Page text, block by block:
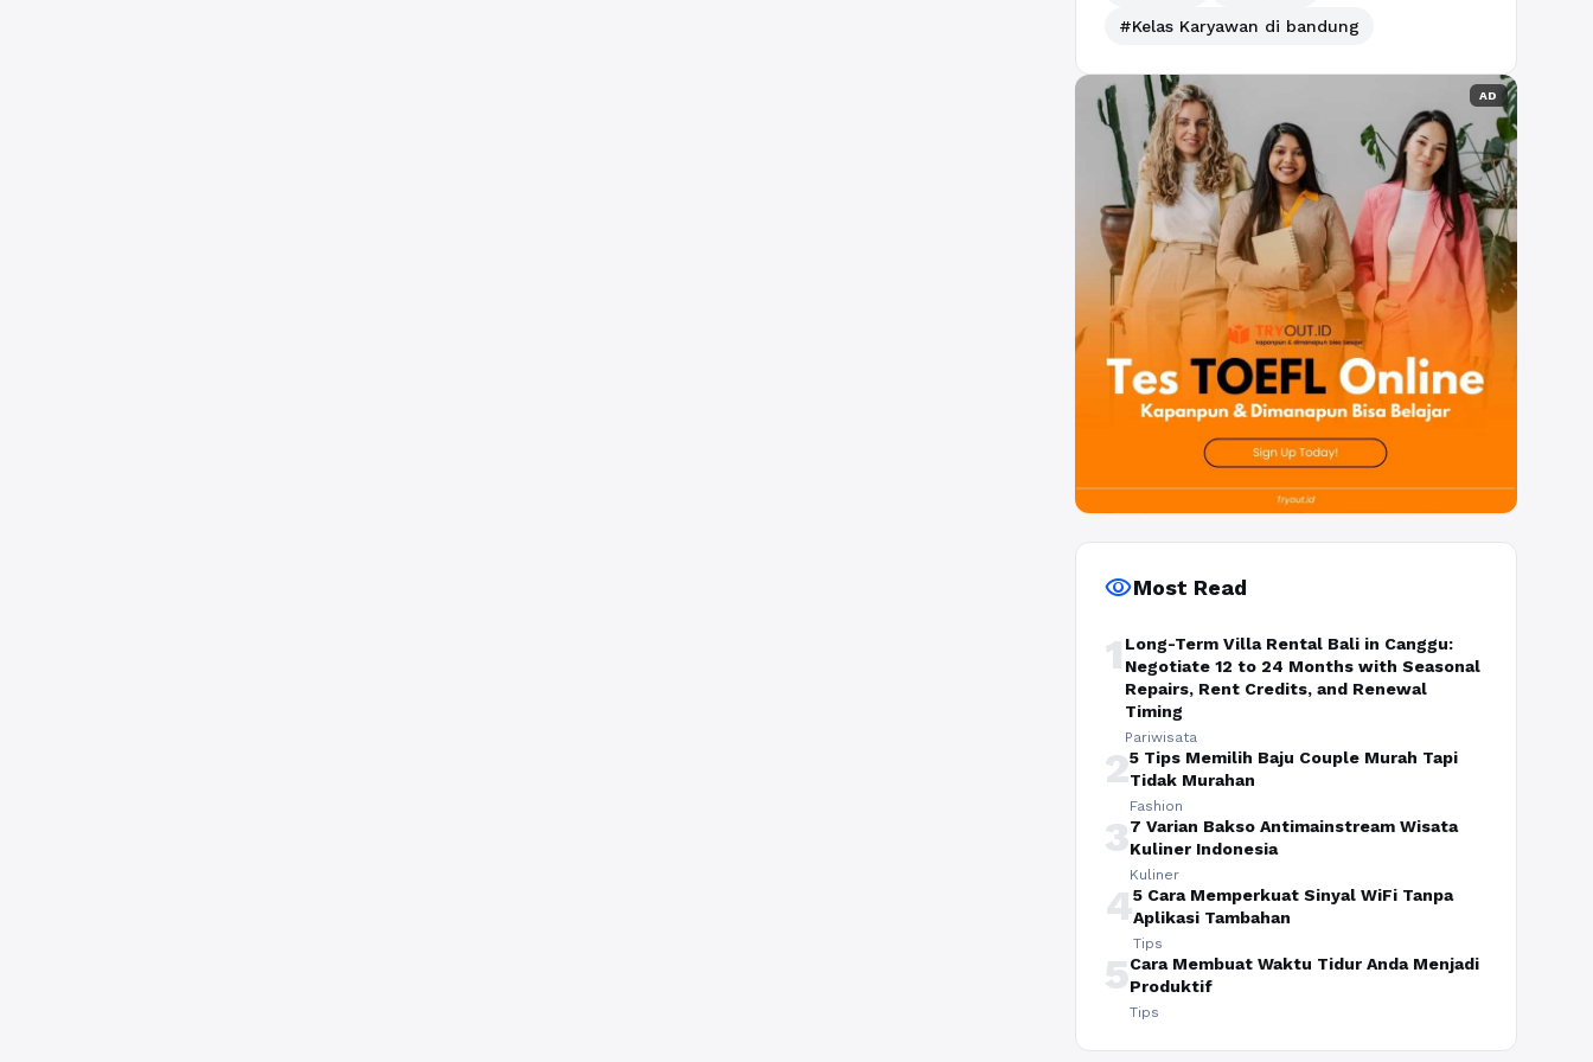
#Kelas Karyawan di bandung
AD
visibilityMost Read
1 Long-Term Villa Rental Bali in Canggu:
Negotiate 12 to 24 Months with Seasonal
Repairs, Rent Credits, and Renewal
Timing
Pariwisata
25 Tips Memilih Baju Couple Murah Tapi
Tidak Murahan
Fashion
37 Varian Bakso Antimainstream Wisata
Kuliner Indonesia
Kuliner
45 Cara Memperkuat Sinyal WiFi Tanpa
Aplikasi Tambahan
Tips
5Cara Membuat Waktu Tidur Anda Menjadi
Produktif
Tips